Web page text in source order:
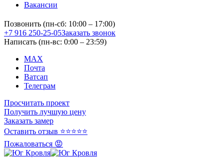
Вакансии
Позвонить (пн-сб: 10:00 – 17:00)
+7 916 250-25-05Заказать звонок
Написать (пн-вс: 0:00 – 23:59)
MAX
Почта
Ватсап
Телеграм
Просчитать проект
Получить лучшую цену
Заказать замер
Оставить отзыв ⭐⭐⭐⭐⭐
Пожаловаться 😡